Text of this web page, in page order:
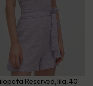
Reserved, lila, 40